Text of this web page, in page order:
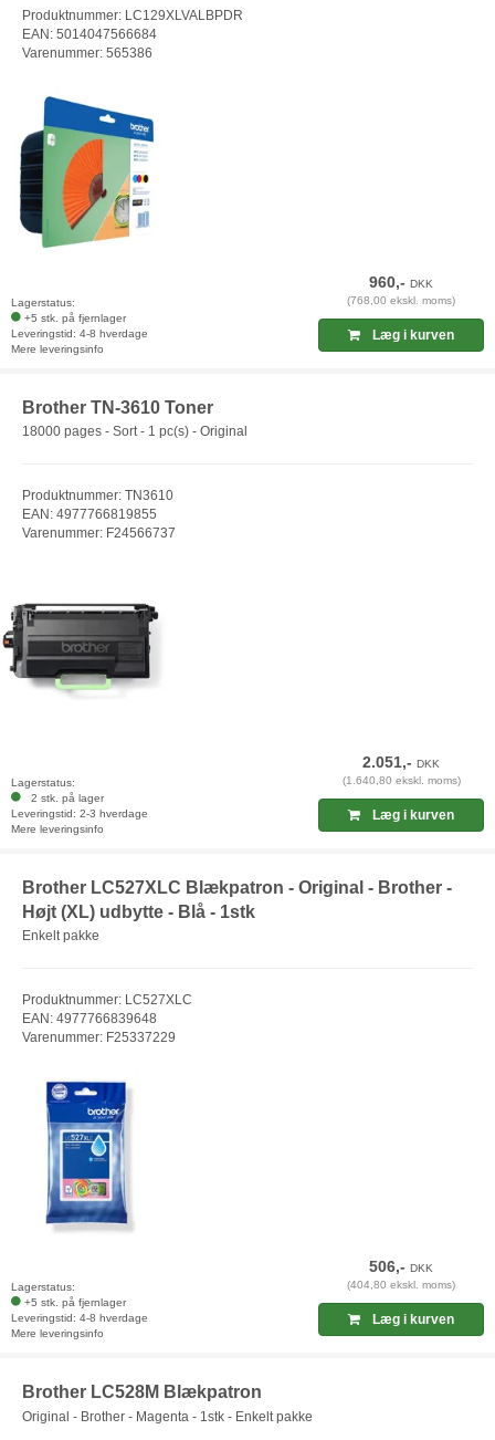
Produktnummer: LC129XLVALBPDR
EAN: 5014047566684
Varenummer: 565386
Lagerstatus:
+5 stk. på fjernlager
Leveringstid: 4-8 hverdage
Mere leveringsinfo
960,-DKK
(768,00 ekskl. moms)
Læg i kurven
Brother TN-3610 Toner
18000 pages - Sort - 1 pc(s) - Original
Produktnummer: TN3610
EAN: 4977766819855
Varenummer: F24566737
Lagerstatus:
2 stk. på lager
Leveringstid: 2-3 hverdage
Mere leveringsinfo
2.051,-DKK
(1.640,80 ekskl. moms)
Læg i kurven
Brother LC527XLC Blækpatron - Original - Brother -
Højt (XL) udbytte - Blå - 1stk
Enkelt pakke
Produktnummer: LC527XLC
EAN: 4977766839648
Varenummer: F25337229
Lagerstatus:
+5 stk. på fjernlager
Leveringstid: 4-8 hverdage
Mere leveringsinfo
506,-DKK
(404,80 ekskl. moms)
Læg i kurven
Brother LC528M Blækpatron
Original - Brother - Magenta - 1stk - Enkelt pakke